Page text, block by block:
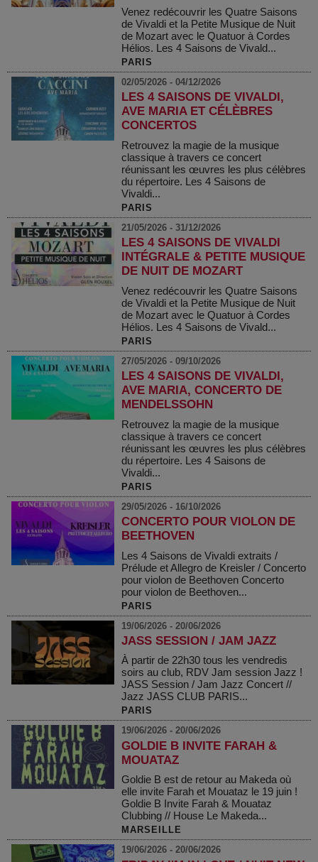
Venez redécouvrir les Quatre Saisons
de Vivaldi et la Petite Musique de Nuit
de Mozart avec le Quatuor à Cordes
Hélios. Les 4 Saisons de Vivald...
PARIS
02/05/2026 - 04/12/2026
LES 4 SAISONS DE VIVALDI,
AVE MARIA ET CÉLÈBRES
CONCERTOS
Retrouvez la magie de la musique
classique à travers ce concert
réunissant les œuvres les plus célèbres
du répertoire. Les 4 Saisons de
Vivaldi...
PARIS
21/05/2026 - 31/12/2026
LES 4 SAISONS DE VIVALDI
INTÉGRALE & PETITE MUSIQUE
DE NUIT DE MOZART
Venez redécouvrir les Quatre Saisons
de Vivaldi et la Petite Musique de Nuit
de Mozart avec le Quatuor à Cordes
Hélios. Les 4 Saisons de Vivald...
PARIS
27/05/2026 - 09/10/2026
LES 4 SAISONS DE VIVALDI,
AVE MARIA, CONCERTO DE
MENDELSSOHN
Retrouvez la magie de la musique
classique à travers ce concert
réunissant les œuvres les plus célèbres
du répertoire. Les 4 Saisons de
Vivaldi...
PARIS
29/05/2026 - 16/10/2026
CONCERTO POUR VIOLON DE
BEETHOVEN
Les 4 Saisons de Vivaldi extraits /
Prélude et Allegro de Kreisler / Concerto
pour violon de Beethoven Concerto
pour violon de Beethoven...
PARIS
19/06/2026 - 20/06/2026
JASS SESSION / JAM JAZZ
À partir de 22h30 tous les vendredis
soirs au club, RDV Jam session Jazz !
JASS Session / Jam Jazz Concert //
Jazz JASS CLUB PARIS...
PARIS
19/06/2026 - 20/06/2026
GOLDIE B INVITE FARAH &
MOUATAZ
Goldie B est de retour au Makeda où
elle invite Farah et Mouataz le 19 juin !
Goldie B Invite Farah & Mouataz
Clubbing // House Le Makeda...
MARSEILLE
19/06/2026 - 20/06/2026